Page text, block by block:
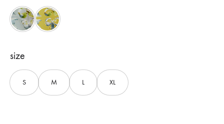
Grey Yellow
size
S M L XL